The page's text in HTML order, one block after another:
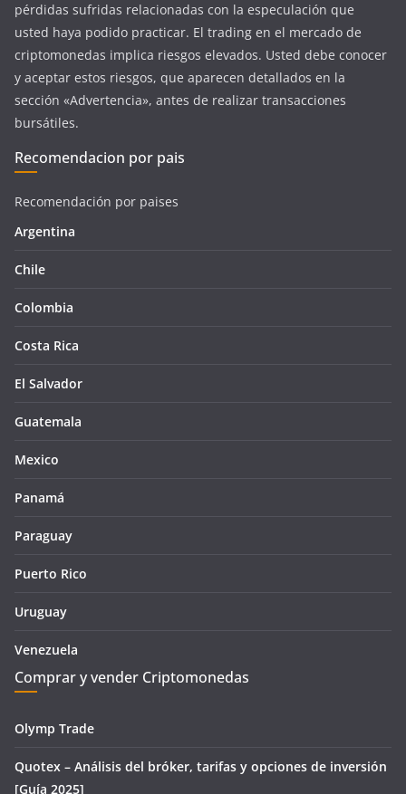
pérdidas sufridas relacionadas con la especulación que
usted haya podido practicar. El trading en el mercado de
criptomonedas implica riesgos elevados. Usted debe conocer
y aceptar estos riesgos, que aparecen detallados en la
sección «Advertencia», antes de realizar transacciones
bursátiles.
Recomendacion por pais
Recomendación por paises
Argentina
Chile
Colombia
Costa Rica
El Salvador
Guatemala
Mexico
Panamá
Paraguay
Puerto Rico
Uruguay
Venezuela
Comprar y vender Criptomonedas
Olymp Trade
Quotex – Análisis del bróker, tarifas y opciones de inversión
[Guía 2025]